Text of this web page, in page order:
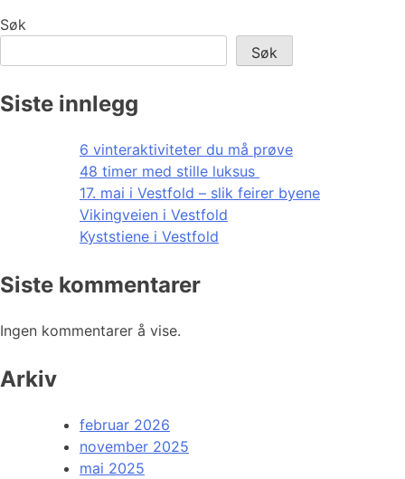
Søk
Søk
Siste innlegg
6 vinteraktiviteter du må prøve
48 timer med stille luksus
17. mai i Vestfold – slik feirer byene
Vikingveien i Vestfold
Kyststiene i Vestfold
Siste kommentarer
Ingen kommentarer å vise.
Arkiv
februar 2026
november 2025
mai 2025